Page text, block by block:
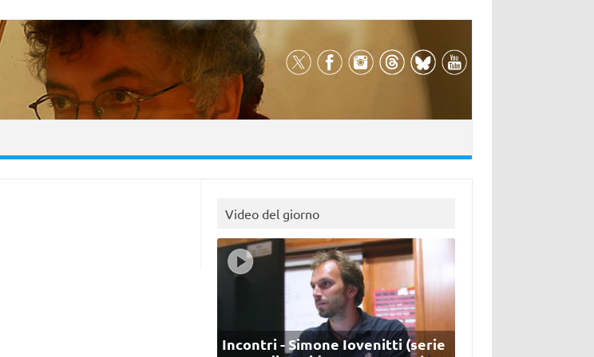
Video del giorno
Incontri - Simone Iovenitti (serie